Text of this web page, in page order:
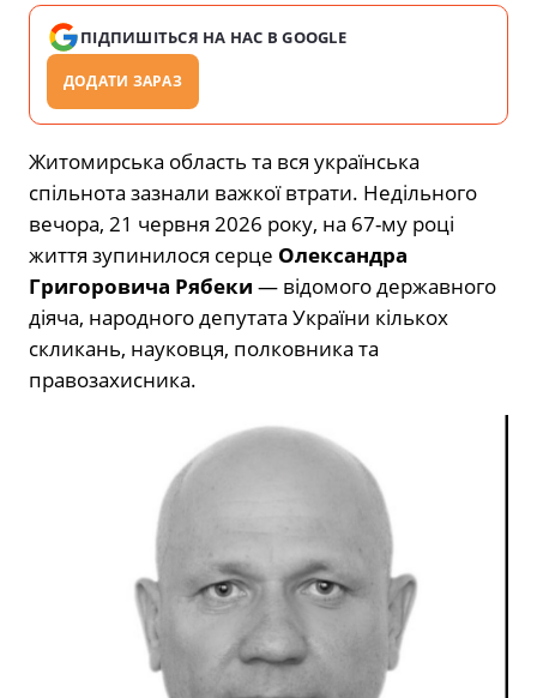
ПІДПИШІТЬСЯ НА НАС В GOOGLE
ДОДАТИ ЗАРАЗ
Житомирська область та вся українська
спільнота зазнали важкої втрати. Недільного
вечора, 21 червня 2026 року, на 67-му році
життя зупинилося серце Олександра
Григоровича Рябеки — відомого державного
діяча, народного депутата України кількох
скликань, науковця, полковника та
правозахисника.